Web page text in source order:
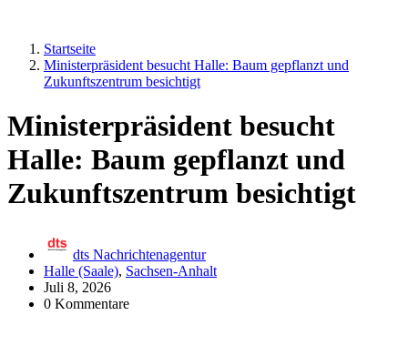
Startseite
Ministerpräsident besucht Halle: Baum gepflanzt und
Zukunftszentrum besichtigt
Ministerpräsident besucht
Halle: Baum gepflanzt und
Zukunftszentrum besichtigt
dts Nachrichtenagentur
Halle (Saale), Sachsen-Anhalt
Juli 8, 2026
0 Kommentare